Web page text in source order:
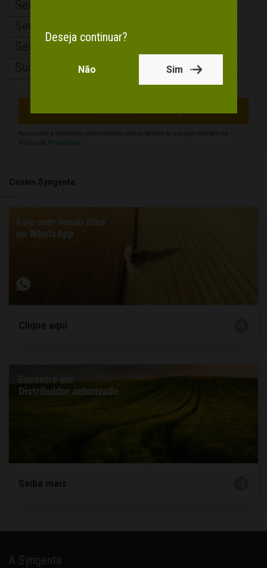
Ao assinar a newsletter, você concorda com os termos de uso que constam na
Política de Privacidade
Canais Syngenta
Clique aqui
Saiba mais
Deseja continuar?
Não Sim
A Syngenta